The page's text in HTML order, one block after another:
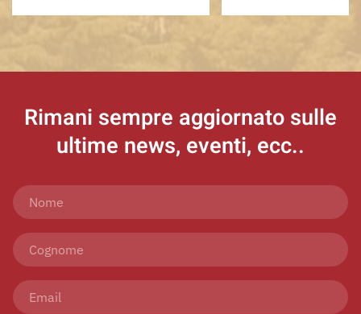
Rimani sempre aggiornato sulle
ultime news, eventi, ecc..